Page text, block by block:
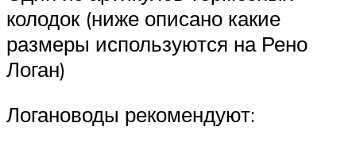
колодок (ниже описано какие
размеры используются на Рено
Логан)
Логановоды рекомендуют: